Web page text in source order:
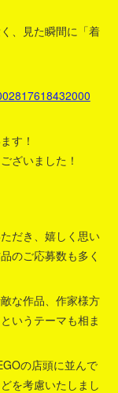
、見た瞬間に「着
す！
ざいました！
だき、嬉しく思い
のご応募数も多く
な作品、作家様方
いうテーマも相ま
の店頭に並んで
を考慮いたしまし